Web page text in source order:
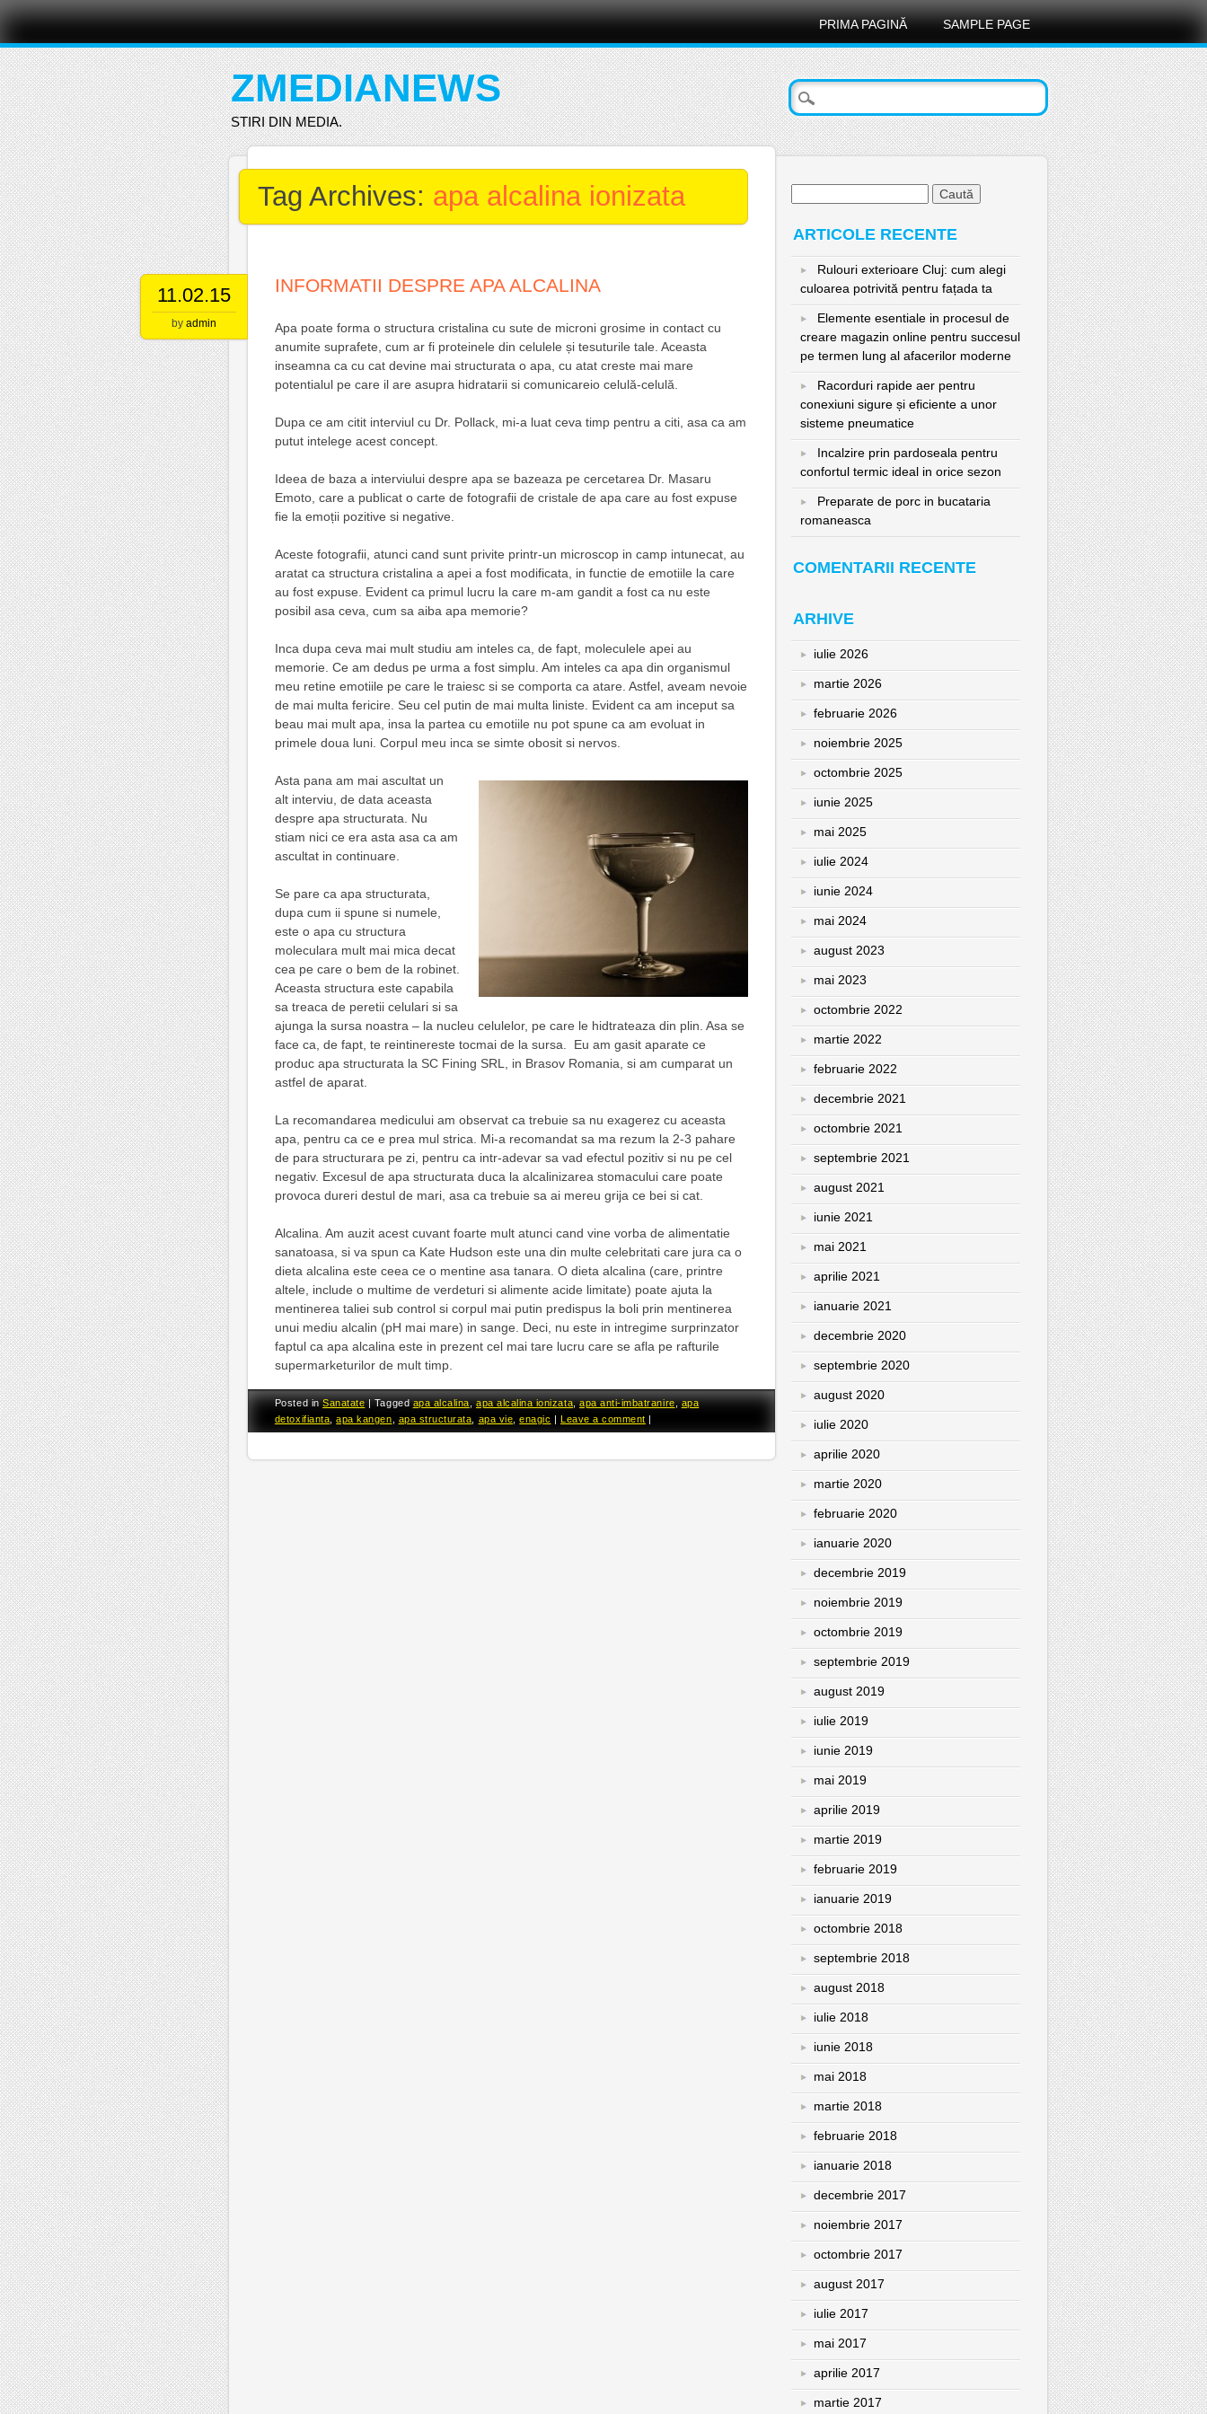
Main menu
Skip
content
PRIMA PAGINĂ SAMPLE PAGE
ZMEDIANEWS
STIRI DIN MEDIA.
Tag Archives: apa alcalina ionizata
11.02.15
by admin
INFORMATII DESPRE APA ALCALINA
Apa poate forma o structura cristalina cu sute de microni grosime in contact cu
anumite suprafete, cum ar fi proteinele din celulele și tesuturile tale. Aceasta
inseamna ca cu cat devine mai structurata o apa, cu atat creste mai mare
potentialul pe care il are asupra hidratarii si comunicareio celulă-celulă.
Dupa ce am citit interviul cu Dr. Pollack, mi-a luat ceva timp pentru a citi, asa ca am
putut intelege acest concept.
Ideea de baza a interviului despre apa se bazeaza pe cercetarea Dr. Masaru
Emoto, care a publicat o carte de fotografii de cristale de apa care au fost expuse
fie la emoții pozitive si negative.
Aceste fotografii, atunci cand sunt privite printr-un microscop in camp intunecat, au
aratat ca structura cristalina a apei a fost modificata, in functie de emotiile la care
au fost expuse. Evident ca primul lucru la care m-am gandit a fost ca nu este
posibil asa ceva, cum sa aiba apa memorie?
Inca dupa ceva mai mult studiu am inteles ca, de fapt, moleculele apei au
memorie. Ce am dedus pe urma a fost simplu. Am inteles ca apa din organismul
meu retine emotiile pe care le traiesc si se comporta ca atare. Astfel, aveam nevoie
de mai multa fericire. Seu cel putin de mai multa liniste. Evident ca am inceput sa
beau mai mult apa, insa la partea cu emotiile nu pot spune ca am evoluat in
primele doua luni. Corpul meu inca se simte obosit si nervos.
Asta pana am mai ascultat un
alt interviu, de data aceasta
despre apa structurata. Nu
stiam nici ce era asta asa ca am
ascultat in continuare.
Se pare ca apa structurata,
dupa cum ii spune si numele,
este o apa cu structura
moleculara mult mai mica decat
cea pe care o bem de la robinet.
Aceasta structura este capabila
sa treaca de peretii celulari si sa
ajunga la sursa noastra – la nucleu celulelor, pe care le hidtrateaza din plin. Asa se
face ca, de fapt, te reintinereste tocmai de la sursa. Eu am gasit aparate ce
produc apa structurata la SC Fining SRL, in Brasov Romania, si am cumparat un
astfel de aparat.
La recomandarea medicului am observat ca trebuie sa nu exagerez cu aceasta
apa, pentru ca ce e prea mul strica. Mi-a recomandat sa ma rezum la 2-3 pahare
de para structurara pe zi, pentru ca intr-adevar sa vad efectul pozitiv si nu pe cel
negativ. Excesul de apa structurata duca la alcalinizarea stomacului care poate
provoca dureri destul de mari, asa ca trebuie sa ai mereu grija ce bei si cat.
Alcalina. Am auzit acest cuvant foarte mult atunci cand vine vorba de alimentatie
sanatoasa, si va spun ca Kate Hudson este una din multe celebritati care jura ca o
dieta alcalina este ceea ce o mentine asa tanara. O dieta alcalina (care, printre
altele, include o multime de verdeturi si alimente acide limitate) poate ajuta la
mentinerea taliei sub control si corpul mai putin predispus la boli prin mentinerea
unui mediu alcalin (pH mai mare) in sange. Deci, nu este in intregime surprinzator
faptul ca apa alcalina este in prezent cel mai tare lucru care se afla pe rafturile
supermarketurilor de mult timp.
Posted inSanatate |Taggedapa alcalina,apa alcalina ionizata,apa anti-imbatranire,apa
detoxifianta ,apa kangen apa structurata apa vie ,enagic |Leave a comment |
ARTICOLE RECENTE
Rulouri exterioare Cluj: cum alegi
culoarea potrivită pentru fațada ta
Elemente esentiale in procesul de
creare magazin online pentru succesul
pe termen lung al afacerilor moderne
Racorduri rapide aer pentru
conexiuni sigure și eficiente a unor
sisteme pneumatice
Incalzire prin pardoseala pentru
confortul termic ideal in orice sezon
Preparate de porc in bucataria
romaneasca
COMENTARII RECENTE
ARHIVE
iulie 2026
martie 2026
februarie 2026
noiembrie 2025
octombrie 2025
iunie 2025
mai 2025
iulie 2024
iunie 2024
mai 2024
august 2023
mai 2023
octombrie 2022
martie 2022
februarie 2022
decembrie 2021
octombrie 2021
septembrie 2021
august 2021
iunie 2021
mai 2021
aprilie 2021
ianuarie 2021
decembrie 2020
septembrie 2020
august 2020
iulie 2020
aprilie 2020
martie 2020
februarie 2020
ianuarie 2020
decembrie 2019
noiembrie 2019
octombrie 2019
septembrie 2019
august 2019
iulie 2019
iunie 2019
mai 2019
aprilie 2019
martie 2019
februarie 2019
ianuarie 2019
octombrie 2018
septembrie 2018
august 2018
iulie 2018
iunie 2018
mai 2018
martie 2018
februarie 2018
ianuarie 2018
decembrie 2017
noiembrie 2017
octombrie 2017
august 2017
iulie 2017
mai 2017
aprilie 2017
martie 2017